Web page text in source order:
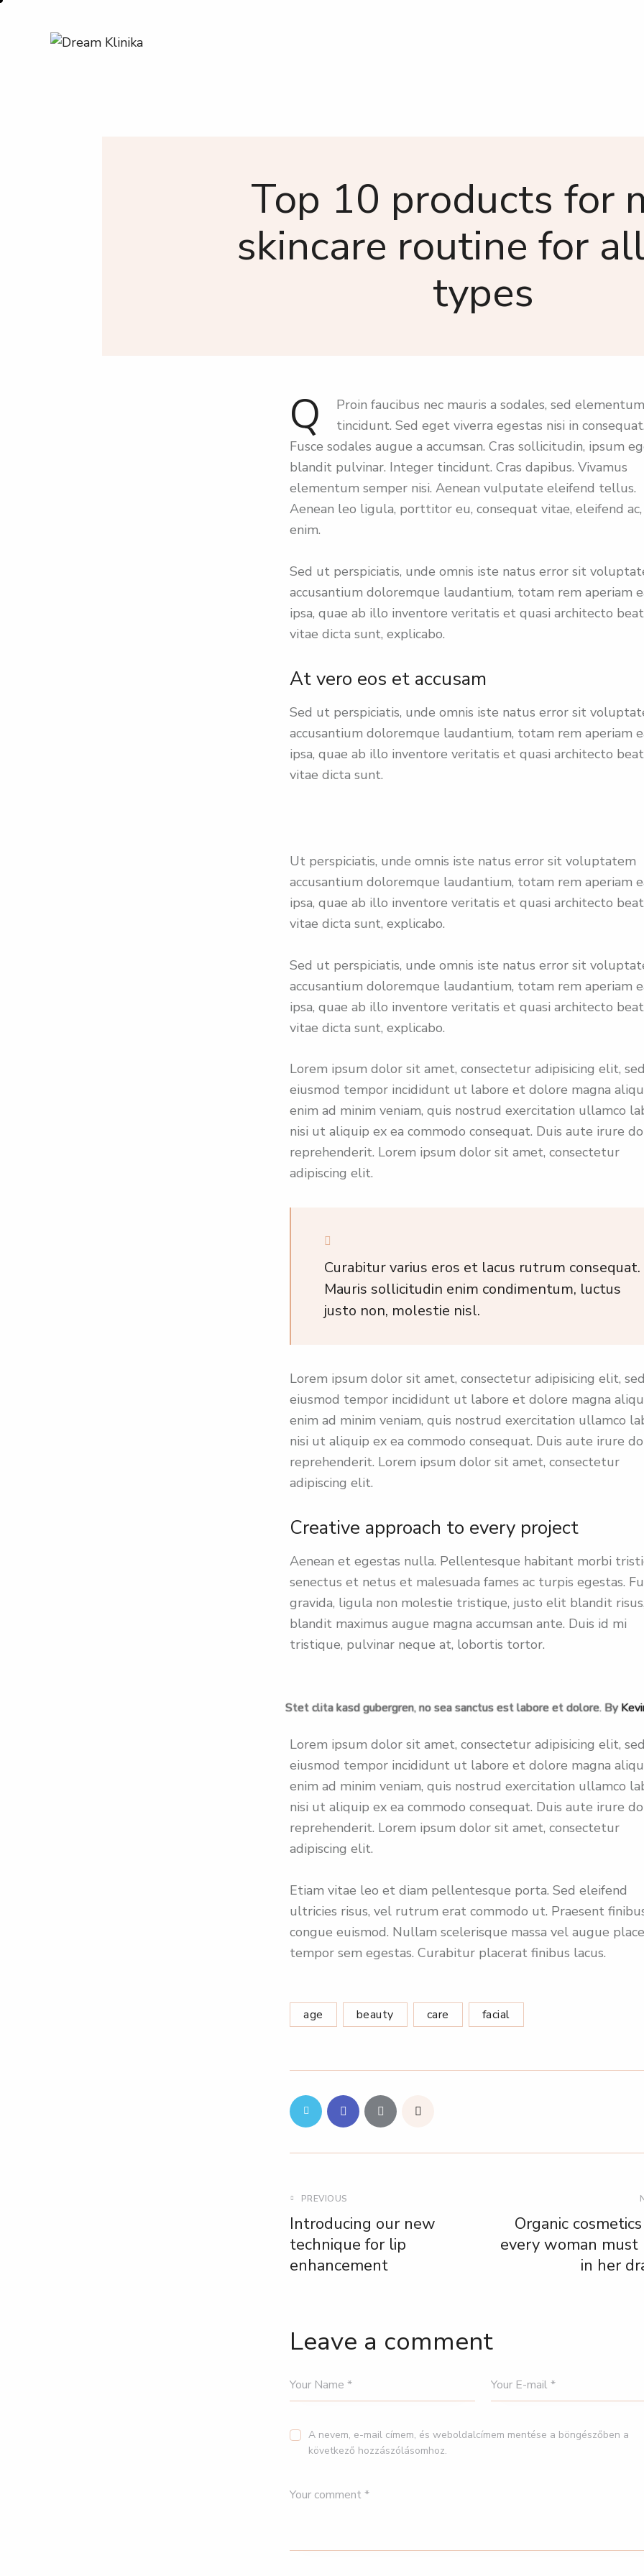
Top 10 products for
skincare routine for
types
Q
Proin faucibus nec mauris a sodales, sed
tincidunt. Sed eget viverra egestas nisi in consequat.
Fusce sodales augue a accumsan. Cras sollicitudin, ipsum
blandit pulvinar. Integer tincidunt. Cras dapibus. Vivamus
elementum semper nisi. Aenean vulputate eleifend tellus.
Aenean leo ligula, porttitor eu, consequat vitae, eleifend ac,
enim.
Sed ut perspiciatis, unde omnis iste natus error sit
accusantium doloremque laudantium, totam rem aperiam
ipsa, quae ab illo inventore veritatis et quasi architecto
vitae dicta sunt, explicabo.
At vero eos et accusam
Sed ut perspiciatis, unde omnis iste natus error sit
accusantium doloremque laudantium, totam rem aperiam
ipsa, quae ab illo inventore veritatis et quasi architecto
vitae dicta sunt.
Ut perspiciatis, unde omnis iste natus error sit voluptatem
accusantium doloremque laudantium, totam rem aperiam
ipsa, quae ab illo inventore veritatis et quasi architecto
vitae dicta sunt, explicabo.
Sed ut perspiciatis, unde omnis iste natus error sit
accusantium doloremque laudantium, totam rem aperiam
ipsa, quae ab illo inventore veritatis et quasi architecto
vitae dicta sunt, explicabo.
Lorem ipsum dolor sit amet, consectetur adipisicing elit,
eiusmod tempor incididunt ut labore et dolore magna
enim ad minim veniam, quis nostrud exercitation ullamco
nisi ut aliquip ex ea commodo consequat. Duis aute irure
reprehenderit. Lorem ipsum dolor sit amet, consectetur
adipiscing elit.
Curabitur varius eros et lacus rutrum consequat.
Mauris sollicitudin enim condimentum, luctus
justo non, molestie nisl.
Lorem ipsum dolor sit amet, consectetur adipisicing elit,
eiusmod tempor incididunt ut labore et dolore magna
enim ad minim veniam, quis nostrud exercitation ullamco
nisi ut aliquip ex ea commodo consequat. Duis aute irure
reprehenderit. Lorem ipsum dolor sit amet, consectetur
adipiscing elit.
Creative approach to every project
Aenean et egestas nulla. Pellentesque habitant morbi
senectus et netus et malesuada fames ac turpis egestas.
gravida, ligula non molestie tristique, justo elit blandit risus,
blandit maximus augue magna accumsan ante. Duis id mi
tristique, pulvinar neque at, lobortis tortor.
Stet clita kasd gubergren, no sea sanctus est labore et dolore. By
Lorem ipsum dolor sit amet, consectetur adipisicing elit,
eiusmod tempor incididunt ut labore et dolore magna
enim ad minim veniam, quis nostrud exercitation ullamco
nisi ut aliquip ex ea commodo consequat. Duis aute irure
reprehenderit. Lorem ipsum dolor sit amet, consectetur
adipiscing elit.
Etiam vitae leo et diam pellentesque porta. Sed eleifend
ultricies risus, vel rutrum erat commodo ut. Praesent
congue euismod. Nullam scelerisque massa vel augue
tempor sem egestas. Curabitur placerat finibus lacus.
age beauty care facial
PREVIOUS
Introducing our new
technique for lip
enhancement
Organic
every woman must
in her
Leave a comment
A nevem, e-mail címem, és weboldalcímem mentése a böngészőben a
következő hozzászólásomhoz.